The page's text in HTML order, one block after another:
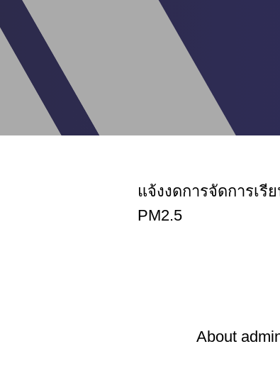
แจ้งงดการจัดการเ
PM2.5
About